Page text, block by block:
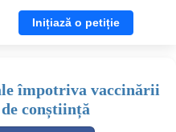
Inițiază o petiție
împotriva vaccinării
conștiință